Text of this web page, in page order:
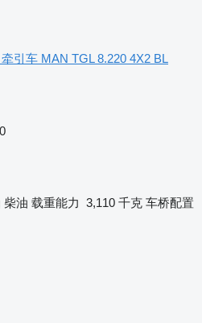
牵引车 MAN TGL 8.220 4X2 BL
柴油 载重能力 3,110 千克 车桥配置